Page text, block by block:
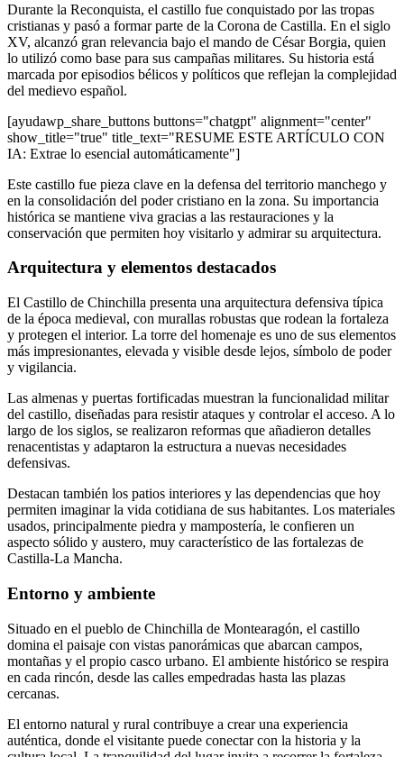
Durante la Reconquista, el castillo fue conquistado por las tropas
cristianas y pasó a formar parte de la Corona de Castilla. En el siglo
XV, alcanzó gran relevancia bajo el mando de César Borgia, quien
lo utilizó como base para sus campañas militares. Su historia está
marcada por episodios bélicos y políticos que reflejan la complejidad
del medievo español.
[ayudawp_share_buttons buttons="chatgpt" alignment="center"
show_title="true" title_text="RESUME ESTE ARTÍCULO CON
IA: Extrae lo esencial automáticamente"]
Este castillo fue pieza clave en la defensa del territorio manchego y
en la consolidación del poder cristiano en la zona. Su importancia
histórica se mantiene viva gracias a las restauraciones y la
conservación que permiten hoy visitarlo y admirar su arquitectura.
Arquitectura y elementos destacados
El Castillo de Chinchilla presenta una arquitectura defensiva típica
de la época medieval, con murallas robustas que rodean la fortaleza
y protegen el interior. La torre del homenaje es uno de sus elementos
más impresionantes, elevada y visible desde lejos, símbolo de poder
y vigilancia.
Las almenas y puertas fortificadas muestran la funcionalidad militar
del castillo, diseñadas para resistir ataques y controlar el acceso. A lo
largo de los siglos, se realizaron reformas que añadieron detalles
renacentistas y adaptaron la estructura a nuevas necesidades
defensivas.
Destacan también los patios interiores y las dependencias que hoy
permiten imaginar la vida cotidiana de sus habitantes. Los materiales
usados, principalmente piedra y mampostería, le confieren un
aspecto sólido y austero, muy característico de las fortalezas de
Castilla-La Mancha.
Entorno y ambiente
Situado en el pueblo de Chinchilla de Montearagón, el castillo
domina el paisaje con vistas panorámicas que abarcan campos,
montañas y el propio casco urbano. El ambiente histórico se respira
en cada rincón, desde las calles empedradas hasta las plazas
cercanas.
El entorno natural y rural contribuye a crear una experiencia
auténtica, donde el visitante puede conectar con la historia y la